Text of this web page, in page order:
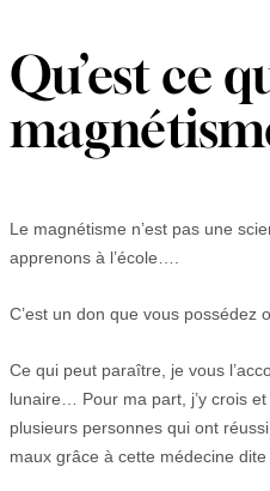
Qu’est ce
Le magnétisme n’est pas une
apprenons à l’école….
C’est un don que vous possédez
Ce qui peut paraître, je vous
lunaire… Pour ma part, j’y crois
plusieurs personnes qui ont
maux grâce à cette médecine dite